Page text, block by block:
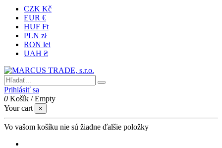
CZK Kč
EUR €
HUF Ft
PLN zł
RON lei
UAH ₴
Prihlásiť sa
0 Košík /Empty
Your cart
×
Vo vašom košíku nie sú žiadne ďalšie položky